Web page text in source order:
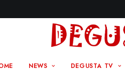
NEWS DEGUSTA TV